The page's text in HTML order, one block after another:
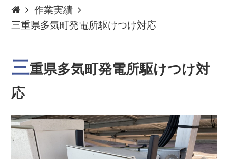
作業実績
三重県多気町発電所駆けつけ対応
三重県多気町発電所駆けつけ対
応